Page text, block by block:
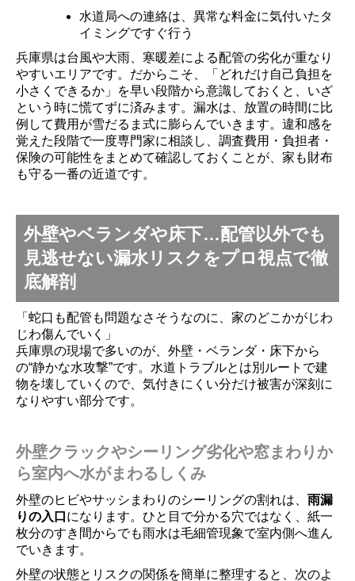
水道局への連絡は、異常な料金に気付いたタ
イミングですぐ行う
兵庫県は台風や大雨、寒暖差による配管の劣化が重なり
やすいエリアです。だからこそ、「どれだけ自己負担を
小さくできるか」を早い段階から意識しておくと、いざ
という時に慌てずに済みます。漏水は、放置の時間に比
例して費用が雪だるま式に膨らんでいきます。違和感を
覚えた段階で一度専門家に相談し、調査費用・負担者・
保険の可能性をまとめて確認しておくことが、家も財布
も守る一番の近道です。
外壁やベランダや床下…配管以外でも
見逃せない漏水リスクをプロ視点で徹
底解剖
「蛇口も配管も問題なさそうなのに、家のどこかがじわ
じわ傷んでいく」
兵庫県の現場で多いのが、外壁・ベランダ・床下から
の“静かな水攻撃”です。水道トラブルとは別ルートで建
物を壊していくので、気付きにくい分だけ被害が深刻に
なりやすい部分です。
外壁クラックやシーリング劣化や窓まわりか
ら室内へ水がまわるしくみ
外壁のヒビやサッシまわりのシーリングの割れは、 雨漏
りの入口 になります。ひと目で分かる穴ではなく、紙一
枚分のすき間からでも雨水は毛細管現象で室内側へ進ん
でいきます。
外壁の状態とリスクの関係を簡単に整理すると、次のよ